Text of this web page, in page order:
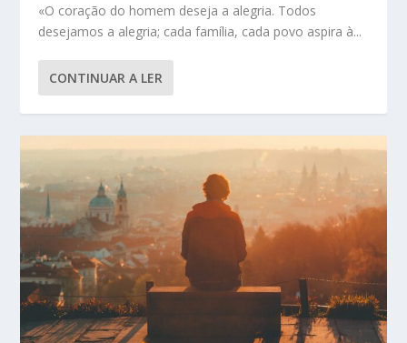
«O coração do homem deseja a alegria. Todos
desejamos a alegria; cada família, cada povo aspira à...
CONTINUAR A LER